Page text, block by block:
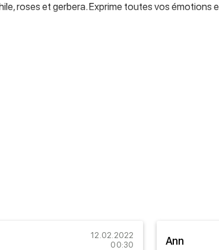
roses et gerbera. Exprime toutes vos émotions
12.02.2022
00:30
Ann